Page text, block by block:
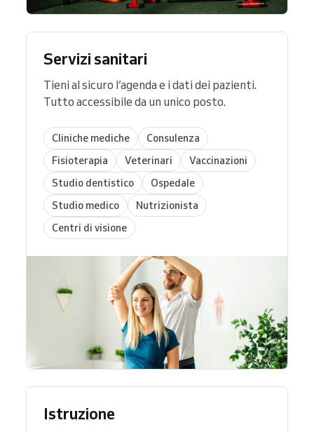
Servizi sanitari
Tieni al sicuro l’agenda e i dati dei pazienti.
Tutto accessibile da un unico posto.
Cliniche mediche
Consulenza
Fisioterapia
Veterinari
Vaccinazioni
Studio dentistico
Ospedale
Studio medico
Nutrizionista
Centri di visione
Istruzione